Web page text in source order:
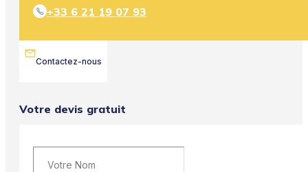
+33 6 21 19 07 93
Contactez-nous
Votre devis gratuit